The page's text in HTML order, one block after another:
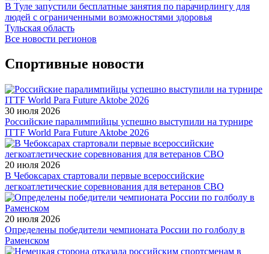
В Туле запустили бесплатные занятия по парачирлингу для
людей с ограниченными возможностями здоровья
Тульская область
Все новости регионов
Спортивные новости
30 июля 2026
Российские паралимпийцы успешно выступили на турнире
ITTF World Para Future Aktobe 2026
20 июля 2026
В Чебоксарах стартовали первые всероссийские
легкоатлетические соревнования для ветеранов СВО
20 июля 2026
Определены победители чемпионата России по голболу в
Раменском